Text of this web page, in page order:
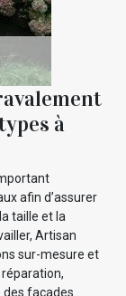
à
afin d’assurer
taille et la
Artisan
sur-mesure et
façades…